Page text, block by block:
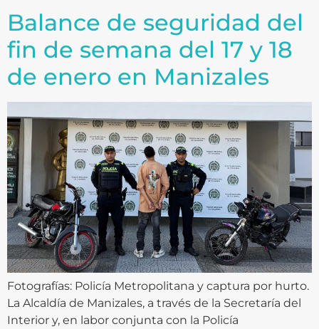
Balance de seguridad del
fin de semana del 17 y 18
de enero en Manizales
Fotografías: Policía Metropolitana y captura por hurto.
La Alcaldía de Manizales, a través de la Secretaría del
Interior y, en labor conjunta con la Policía